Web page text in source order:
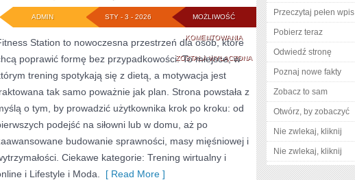
MOŻLIWOŚĆ
KOMENTOWANIARECENZJE
SPRZĘTU
FITNESS
ZOSTAŁA WYŁĄCZONA
STY - 3 - 2026
ADMIN
Station to nowoczesna przestrzeń dla osób, które
poprawić formę bez przypadkowości. To miejsce, w
trening spotykają się z dietą, a motywacja jest
tak samo poważnie jak plan. Strona powstała z
o tym, by prowadzić użytkownika krok po kroku: od
podejść na siłowni lub w domu, aż po
budowanie sprawności, masy mięśniowej i
Ciekawe kategorie: Trening wirtualny i
i Lifestyle i Moda.
[ Read More ]
Przeczytaj pełen wpis
Pobierz teraz
Odwiedź stronę
Poznaj nowe fakty
Zobacz to sam
Otwórz, by zobaczyć
Nie zwlekaj, kliknij
Nie zwlekaj, kliknij